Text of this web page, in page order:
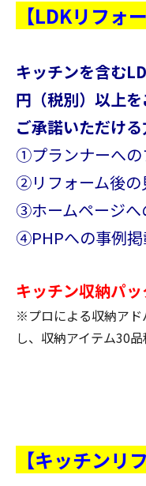
【LDKリフォ
キッチンを含む
円（税別）以上
ご承諾いただける
①プランナーへの
②リフォーム後の
③ホームページへ
④PHPへの事例
キッチン収納パッ
※プロによる収納アド
し、収納アイテム30
【キッチンリ